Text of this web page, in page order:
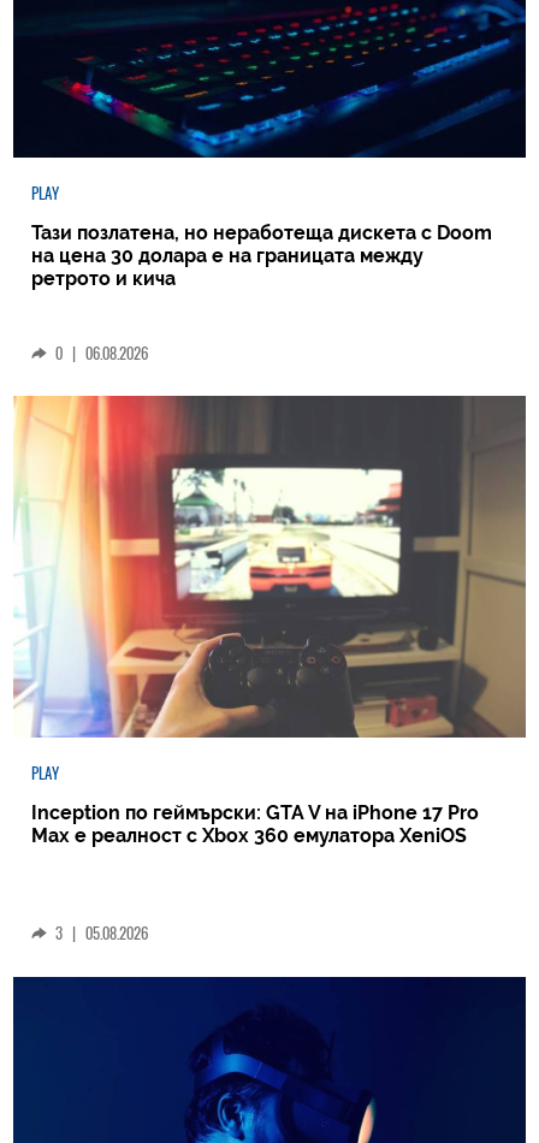
PLAY
Тази позлатена, но неработеща дискета с Doom
на цена 30 долара е на границата между
ретрото и кича
0 | 06.08.2026
PLAY
Inception по геймърски: GTA V на iPhone 17 Pro
Max е реалност с Xbox 360 емулатора XeniOS
3 | 05.08.2026